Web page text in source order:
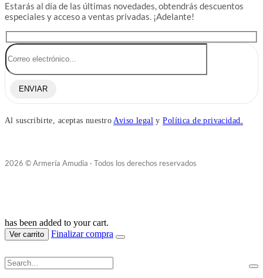
Estarás al día de las últimas novedades, obtendrás descuentos
especiales y acceso a ventas privadas. ¡Adelante!
ENVIAR
Al suscribirte, aceptas nuestro Aviso legal yPolítica de privacidad.
2026 © Armería Amudia · Todos los derechos reservados
has been added to your cart.
Ver carrito Finalizar compra